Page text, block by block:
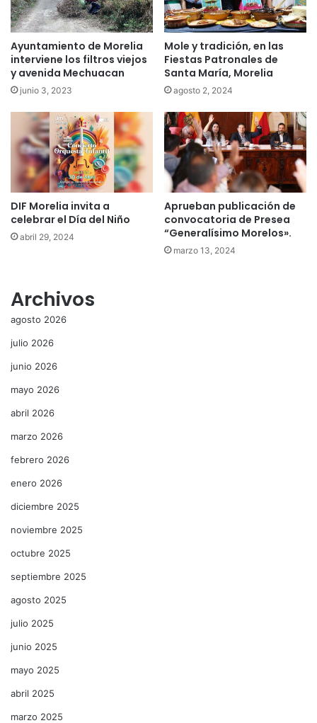
Ayuntamiento de Morelia
interviene los filtros viejos
y avenida Mechuacan
junio 3, 2023
Mole y tradición, en las
Fiestas Patronales de
Santa María, Morelia
agosto 2, 2024
DIF Morelia invita a
celebrar el Día del Niño
abril 29, 2024
Aprueban publicación de
convocatoria de Presea
“Generalísimo Morelos».
marzo 13, 2024
Archivos
agosto 2026
julio 2026
junio 2026
mayo 2026
abril 2026
marzo 2026
febrero 2026
enero 2026
diciembre 2025
noviembre 2025
octubre 2025
septiembre 2025
agosto 2025
julio 2025
junio 2025
mayo 2025
abril 2025
marzo 2025